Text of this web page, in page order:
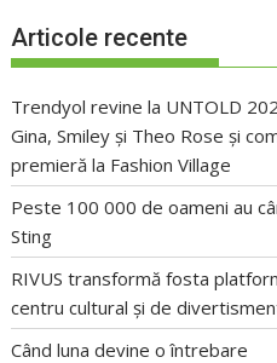
Articole recente
Trendyol revine la UNTOLD
Gina, Smiley și Theo Rose și
premieră la Fashion Village
Peste 100 000 de oameni au
Sting
RIVUS transformă fosta
centru cultural și de
Când luna devine o întrebare